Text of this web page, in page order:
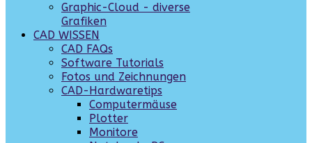
Graphic-Cloud - diverse
Grafiken
CAD WISSEN
CAD FAQs
Software Tutorials
Fotos und Zeichnungen
CAD-Hardwaretips
Computermäuse
Plotter
Monitore